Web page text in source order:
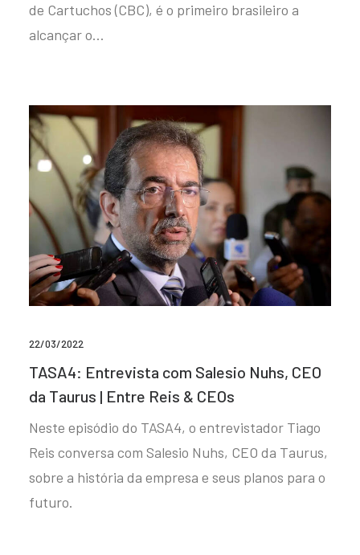
de Cartuchos (CBC), é o primeiro brasileiro a
alcançar o…
22/03/2022
TASA4: Entrevista com Salesio Nuhs, CEO
da Taurus | Entre Reis & CEOs
Neste episódio do TASA4, o entrevistador Tiago
Reis conversa com Salesio Nuhs, CEO da Taurus,
sobre a história da empresa e seus planos para o
futuro.